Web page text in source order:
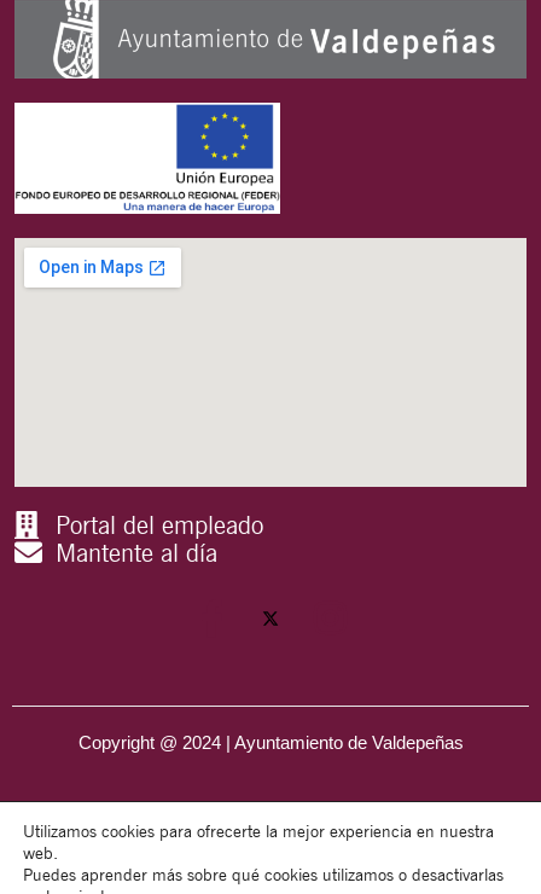
Portal del empleado
Mantente al día
Copyright @ 2024 | Ayuntamiento de Valdepeñas
Utilizamos cookies para ofrecerte la mejor experiencia en nuestra
web.
Puedes aprender más sobre qué cookies utilizamos o desactivarlas